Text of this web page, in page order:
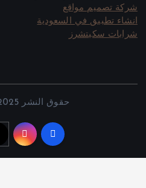
شركة تصميم مواقع
انشاء تطبيق في السعودية
شرابات سكيتشرز
حقوق النشر 2025 ساعة تألق